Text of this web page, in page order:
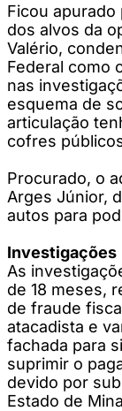
Ficou apurado
dos alvos da
Valério,
Federal como
nas
esquema de
articulação
cofres
Procurado, o
Arges Júnior,
autos para
Investigações
As
de 18 meses,
de fraude
atacadista e
fachada para
suprimir o
devido por
Estado de